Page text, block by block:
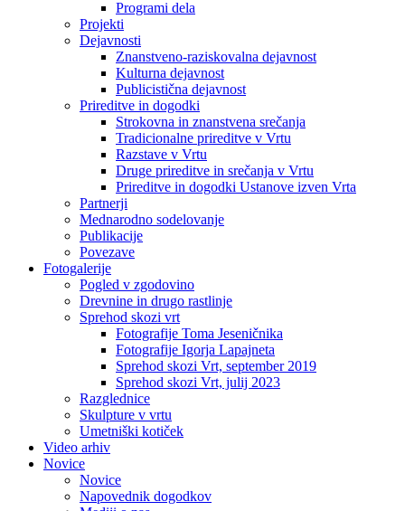
Programi dela
Projekti
Dejavnosti
Znanstveno-raziskovalna dejavnost
Kulturna dejavnost
Publicistična dejavnost
Prireditve in dogodki
Strokovna in znanstvena srečanja
Tradicionalne prireditve v Vrtu
Razstave v Vrtu
Druge prireditve in srečanja v Vrtu
Prireditve in dogodki Ustanove izven Vrta
Partnerji
Mednarodno sodelovanje
Publikacije
Povezave
Fotogalerije
Pogled v zgodovino
Drevnine in drugo rastlinje
Sprehod skozi vrt
Fotografije Toma Jeseničnika
Fotografije Igorja Lapajneta
Sprehod skozi Vrt, september 2019
Sprehod skozi Vrt, julij 2023
Razglednice
Skulpture v vrtu
Umetniški kotiček
Video arhiv
Novice
Novice
Napovednik dogodkov